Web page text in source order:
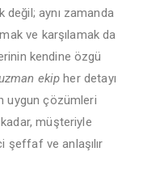
aynı zamanda
ve karşılamak da
kendine özgü
ekip her detayı
uygun çözümleri
müşteriyle
şeffaf ve anlaşılır